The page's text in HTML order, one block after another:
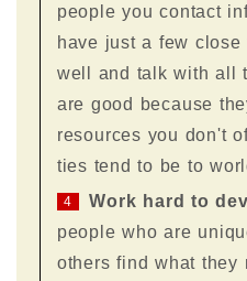
people you contact
have just a few
well and talk with all
are good because
resources you don't
ties tend to be to
4 Work hard to
people who are
others find what they